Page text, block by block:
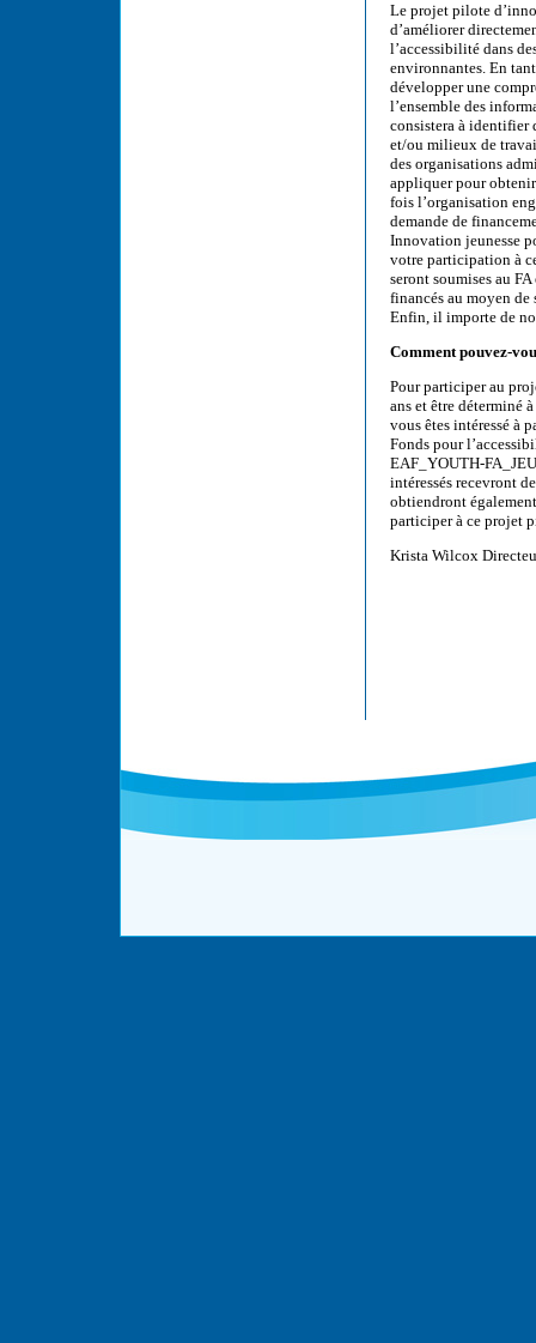
Le projet pilote
d’améliorer
l’accessibilité dans
environnantes. En
développer une
l’ensemble des
consistera à identifier
et/ou milieux de
des organisations
appliquer pour
fois l’organisation
demande de
Innovation jeunesse
votre participation à
seront soumises au
financés au moyen de
Enfin, il importe de
Comment pouvez-
Pour participer au
ans et être déterminé
vous êtes intéressé à
Fonds pour
EAF_YOUTH-
intéressés recevront
obtiendront
participer à ce projet
Krista Wilcox